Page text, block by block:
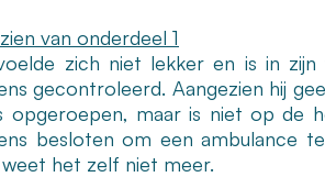
van onderdeel 1
zich niet lekker en is in
gecontroleerd. Aangezien hij
opgeroepen, maar is niet op de
besloten om een ambulance
het zelf niet meer.